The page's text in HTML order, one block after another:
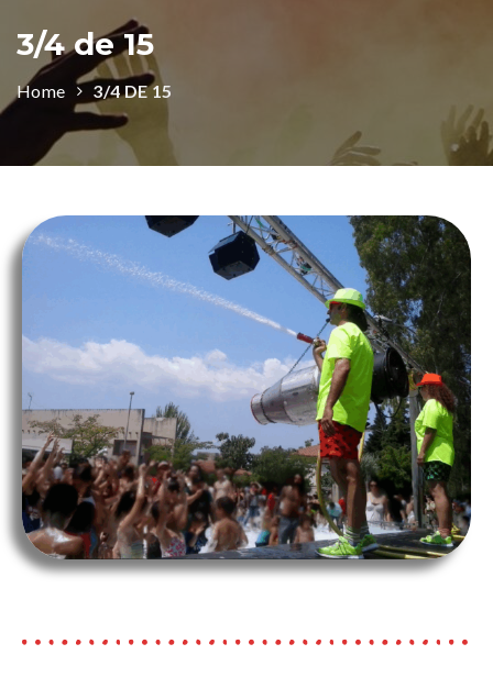
3/4 de 15
Home 3/4 DE 15